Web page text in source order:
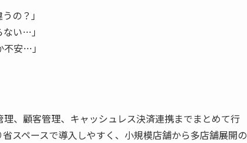
の？」
い…」
不安…」
、顧客管理、キャッシュレス決済連携までまとめて行
スペースで導入しやすく、小規模店舗から多店舗展開の